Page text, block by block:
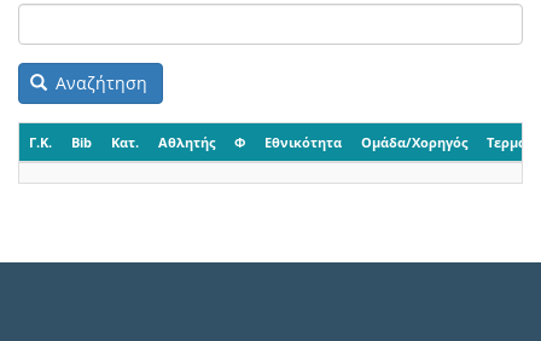
Αναζήτηση
Γ.Κ. Bib Κατ. Αθλητής Φ Εθνικότητα Ομάδα/Χορηγός